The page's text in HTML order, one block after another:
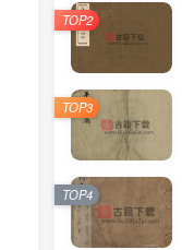
TOP2
TOP3
TOP4
TOP2
TOP3
TOP4